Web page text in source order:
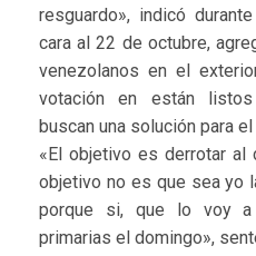
resguardo», indicó
cara al 22 de octubre,
venezolanos en el
votación en están
buscan una solución para
«El objetivo es derrotar al
objetivo no es que sea yo
porque si, que lo voy a
primarias el domingo»,